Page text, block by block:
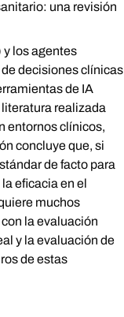
una revisión
los agentes
decisiones clínicas
de IA
realizada
entornos clínicos,
concluye que, si
de facto para
eficacia en el
muchos
la evaluación
y la evaluación de
de estas